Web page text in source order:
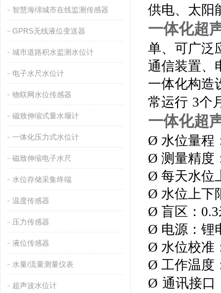
智慧海绵城市在线监测传感器
GPRS无线液位变送器
城市道路积水监测水位计
电子水尺水位计
物联网水位传感器
磁致伸缩式量水堰计
一体化压力式水位计
磁致伸缩电子水尺
水位存储采集终端
温度传感器
压力传感器
液位传感器
水量/流量测量仪表
超声波水位计
供电、太阳
一体化超
单、可广泛
通信装置、
一体化构造
常运行 3个
一体化超
Ø 水位量程
Ø 测量精度
Ø 每天水位
Ø 水位上下
Ø 盲区：0.3
Ø 电源：锂
Ø 水位校准
Ø 工作温
Ø 通讯接口